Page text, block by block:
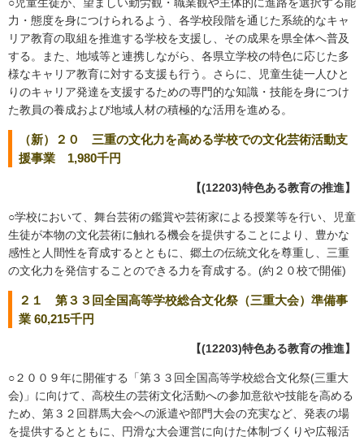
力・態度を身につけられるよう、各学校段階を通じた系統的なキャ
リア教育の取組を推進する学校を支援し、その成果を県全体へ普及
する。また、地域等と連携しながら、各県立学校の特色に応じた多
様なキャリア教育に対する支援も行う。さらに、児童生徒一人ひと
りのキャリア発達を支援するための専門的な知識・技能を身につけ
た教員の養成および地域人材の積極的な活用を進める。
（新）２０ 三重の文化力を高める学校での文化芸術活動支
援事業 1,980千円
【(12203)特色ある教育の推進】
○学校において、舞台芸術の鑑賞や芸術家による授業等を行い、児童
生徒が本物の文化芸術に触れる機会を提供することにより、豊かな
感性と人間性を育成するとともに、郷土の伝統文化を尊重し、三重
の文化力を発信することのできる力を育成する。(約２０校で開催)
２１ 第３３回全国高等学校総合文化祭（三重大会）準備事
業 60,215千円
【(12203)特色ある教育の推進】
○２００９年に開催する「第３３回全国高等学校総合文化祭(三重大
会)」に向けて、高校生の芸術文化活動への参加意欲や技能を高める
ため、第３２回群馬大会への派遣や部門大会の充実など、発表の場
を提供するとともに、円滑な大会運営に向けた体制づくりや広報活